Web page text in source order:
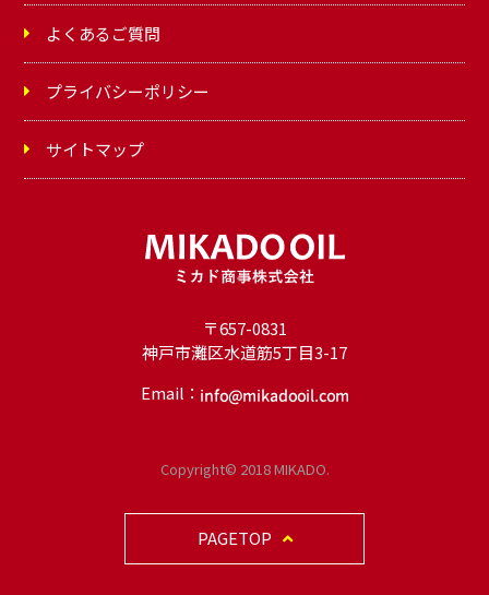
〒657-0831
神戸市灘区水道筋5丁目3-17
Email：
よくあるご質問
プライバシーポリシー
サイトマップ
Copyright© 2018 MIKADO.
PAGETOP